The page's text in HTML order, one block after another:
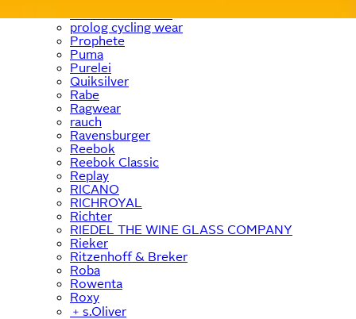
prolog cycling wear
Prophete
Puma
Purelei
Quiksilver
Rabe
Ragwear
rauch
Ravensburger
Reebok
Reebok Classic
Replay
RICANO
RICHROYAL
Richter
RIEDEL THE WINE GLASS COMPANY
Rieker
Ritzenhoff & Breker
Roba
Rowenta
Roxy
﹢ s.Oliver